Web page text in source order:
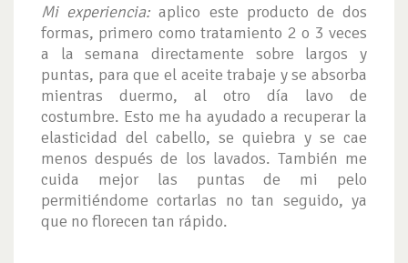
Mi experiencia: aplico este producto de dos
formas, primero como tratamiento 2 o 3 veces
a la semana directamente sobre largos y
puntas, para que el aceite trabaje y se absorba
mientras duermo, al otro día lavo de
costumbre. Esto me ha ayudado a recuperar la
elasticidad del cabello, se quiebra y se cae
menos después de los lavados. También me
cuida mejor las puntas de mi pelo
permitiéndome cortarlas no tan seguido, ya
que no florecen tan rápido.